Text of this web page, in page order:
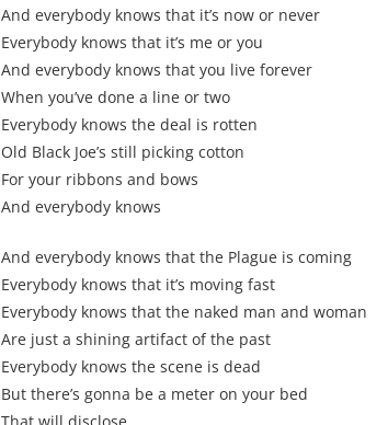
And everybody knows that it’s now or never
Everybody knows that it’s me or you
And everybody knows that you live forever
When you’ve done a line or two
Everybody knows the deal is rotten
Old Black Joe’s still picking cotton
For your ribbons and bows
And everybody knows
And everybody knows that the Plague is coming
Everybody knows that it’s moving fast
Everybody knows that the naked man and woman
Are just a shining artifact of the past
Everybody knows the scene is dead
But there’s gonna be a meter on your bed